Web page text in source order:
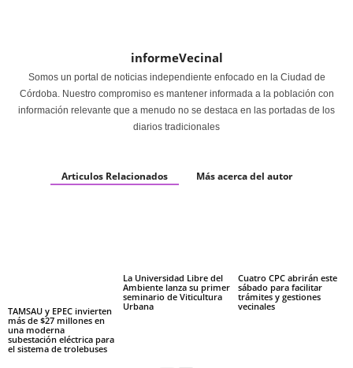
informeVecinal
Somos un portal de noticias independiente enfocado en la Ciudad de
Córdoba. Nuestro compromiso es mantener informada a la población con
información relevante que a menudo no se destaca en las portadas de los
diarios tradicionales
Articulos Relacionados Más acerca del autor
TAMSAU y EPEC invierten
más de $27 millones en
una moderna
subestación eléctrica para
el sistema de trolebuses
La Universidad Libre del
Ambiente lanza su primer
seminario de Viticultura
Urbana
Cuatro CPC abrirán este
sábado para facilitar
trámites y gestiones
vecinales